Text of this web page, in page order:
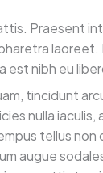
Praesent
est nibh eu
tincidunt
nulla
tellus non
augue